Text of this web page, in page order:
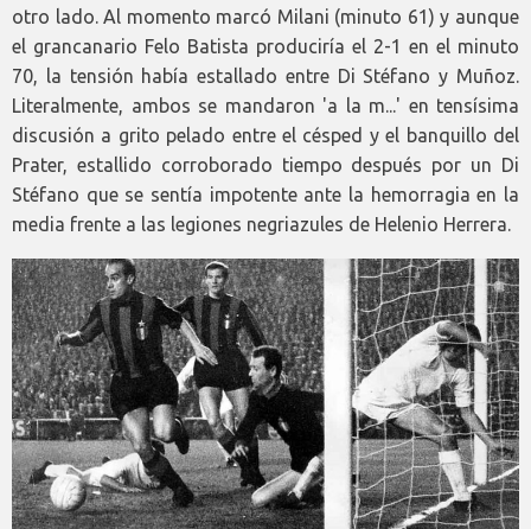
otro lado. Al momento marcó Milani (minuto 61) y aunque
el grancanario Felo Batista produciría el 2-1 en el minuto
70, la tensión había estallado entre Di Stéfano y Muñoz.
Literalmente, ambos se mandaron 'a la m...' en tensísima
discusión a grito pelado entre el césped y el banquillo del
Prater, estallido corroborado tiempo después por un Di
Stéfano que se sentía impotente ante la hemorragia en la
media frente a las legiones negriazules de Helenio Herrera.